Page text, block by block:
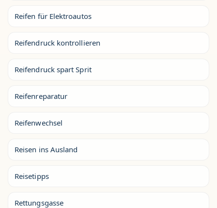
Reifen für Elektroautos
Reifendruck kontrollieren
Reifendruck spart Sprit
Reifenreparatur
Reifenwechsel
Reisen ins Ausland
Reisetipps
Rettungsgasse